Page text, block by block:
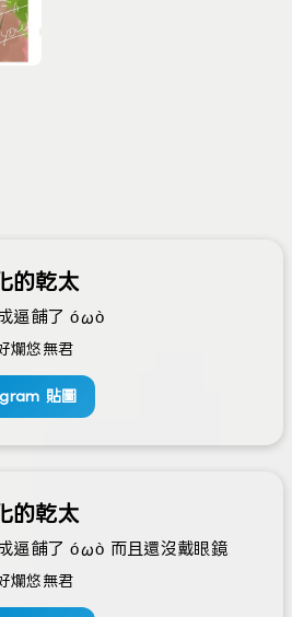
的乾太
逼餔了 óωò
爛悠無君
貼圖
的乾太
逼餔了 óωò 而且還沒戴眼鏡
爛悠無君